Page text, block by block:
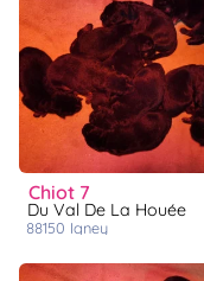
chiot 7
Du Val De La Houée
88150 igney